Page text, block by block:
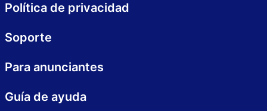
Política de privacidad
Soporte
Para anunciantes
Guía de ayuda